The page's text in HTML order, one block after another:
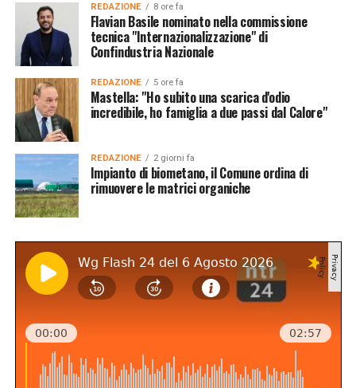
REDAZIONE 8 ore fa
Flavian Basile nominato nella commissione
tecnica "Internazionalizzazione" di
Confindustria Nazionale
REDAZIONE 5 ore fa
Mastella: "Ho subito una scarica d'odio
incredibile, ho famiglia a due passi dal Calore"
REDAZIONE 2 giorni fa
Impianto di biometano, il Comune ordina di
rimuovere le matrici organiche